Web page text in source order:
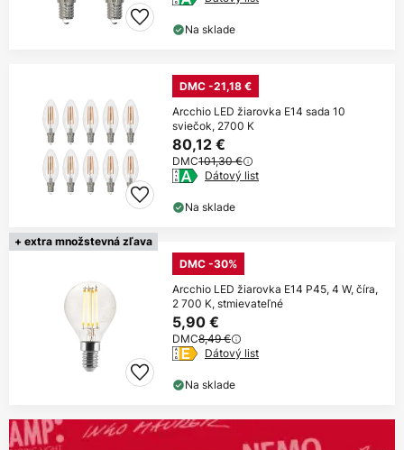
Na sklade
DMC -21,18 €
Arcchio LED žiarovka E14 sada 10
sviečok, 2700 K
80,12 €
DMC101,30 €
Dátový list
Na sklade
+ extra množstevná zľava
DMC -30%
Arcchio LED žiarovka E14 P45, 4 W, číra,
2 700 K, stmievateľné
5,90 €
DMC8,49 €
Dátový list
Na sklade